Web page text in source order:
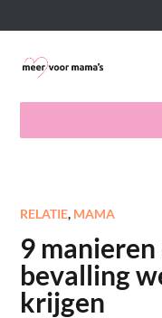
RELATIE, MAMA
9 manieren
bevalling
krijgen